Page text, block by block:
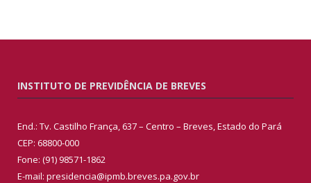
INSTITUTO DE PREVIDÊNCIA DE BREVES
End.: Tv. Castilho França, 637 – Centro – Breves, Estado do Pará
CEP: 68800-000
Fone: (91) 98571-1862
E-mail: presidencia@ipmb.breves.pa.gov.br